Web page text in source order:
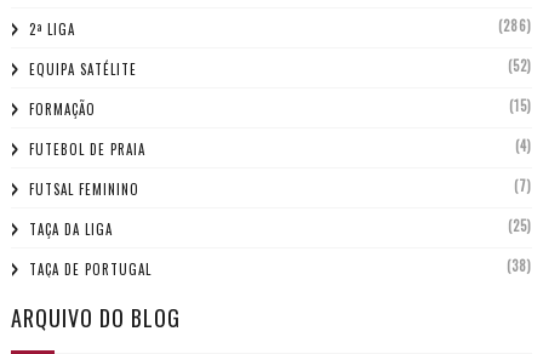
2ª LIGA (286)
EQUIPA SATÉLITE (52)
FORMAÇÃO (15)
FUTEBOL DE PRAIA (4)
FUTSAL FEMININO (7)
TAÇA DA LIGA (25)
TAÇA DE PORTUGAL (38)
ARQUIVO DO BLOG